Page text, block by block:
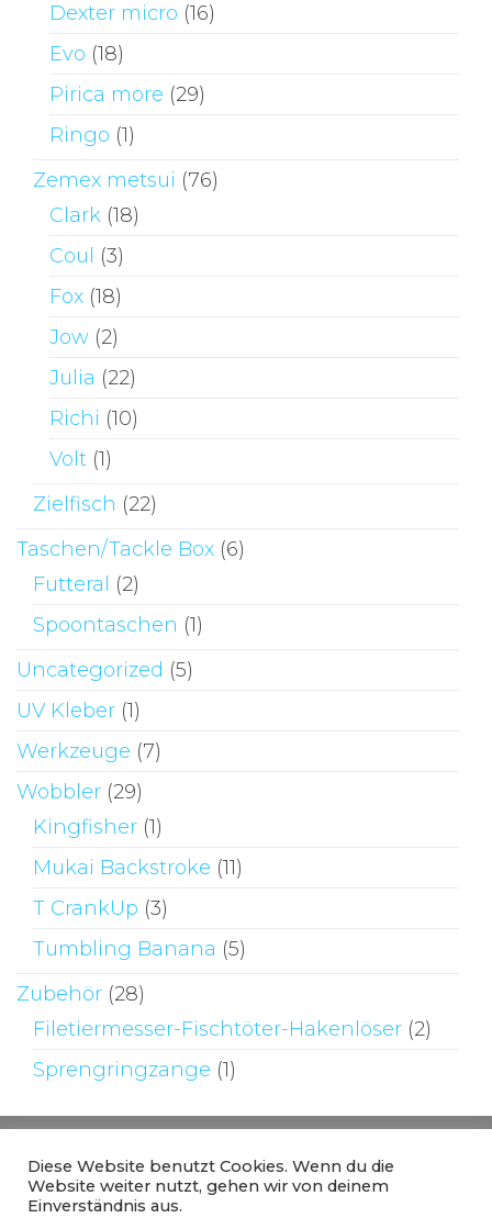
Dexter micro (16)
Evo (18)
Pirica more (29)
Ringo (1)
Zemex metsui (76)
Clark (18)
Coul
(3)
Fox (18)
Jow (2)
Julia (22)
Richi (10)
Volt (1)
Zielfisch (22)
Taschen/Tackle Box (6)
Futteral
(2)
Spoontaschen (1)
Uncategorized (5)
UV Kleber (1)
Werkzeuge (7)
Wobbler (29)
Kingfisher (1)
Mukai Backstroke (11)
T CrankUp (3)
Tumbling Banana (5)
Zubehör (28)
Filetiermesser-Fischtöter-Hakenlöser (2)
Sprengringzange (1)
Diese Website benutzt Cookies. Wenn du die
Website weiter nutzt, gehen wir von deinem
Einverständnis aus.